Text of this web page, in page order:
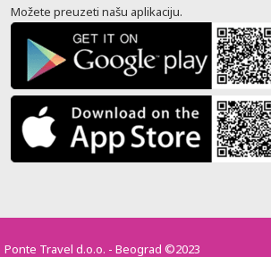
Možete preuzeti našu aplikaciju.
Ponte Travel d.o.o. - Beograd ©2023